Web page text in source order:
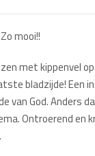
Zo mooi!!
met kippenvel
bladzijde! Een
van God. Anders
Ontroerend en